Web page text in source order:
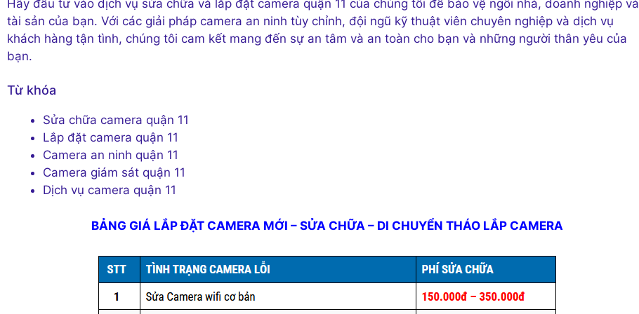
Hãy đầu tư vào dịch vụ sửa chữa và lắp đặt camera quận 11 của chúng tôi để bảo vệ ngôi nhà, doanh nghiệp và
tài sản của bạn. Với các giải pháp camera an ninh tùy chỉnh, đội ngũ kỹ thuật viên chuyên nghiệp và dịch vụ
khách hàng tận tình, chúng tôi cam kết mang đến sự an tâm và an toàn cho bạn và những người thân yêu của
bạn.
Từ khóa
Sửa chữa camera quận 11
Lắp đặt camera quận 11
Camera an ninh quận 11
Camera giám sát quận 11
Dịch vụ camera quận 11
BẢNG GIÁ LẮP ĐẶT CAMERA MỚI – SỬA CHỮA – DI CHUYỂN THÁO LẮP CAMERA